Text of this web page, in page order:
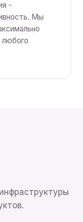
-
Мы
любого